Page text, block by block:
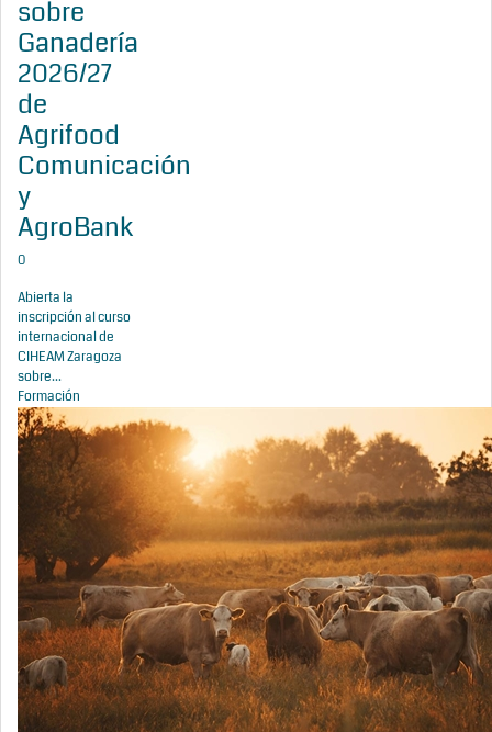
sobre
Ganadería
2026/27
de
Agrifood
Comunicación
y
AgroBank
0
Abierta la
inscripción al curso
internacional de
CIHEAM Zaragoza
sobre...
Formación